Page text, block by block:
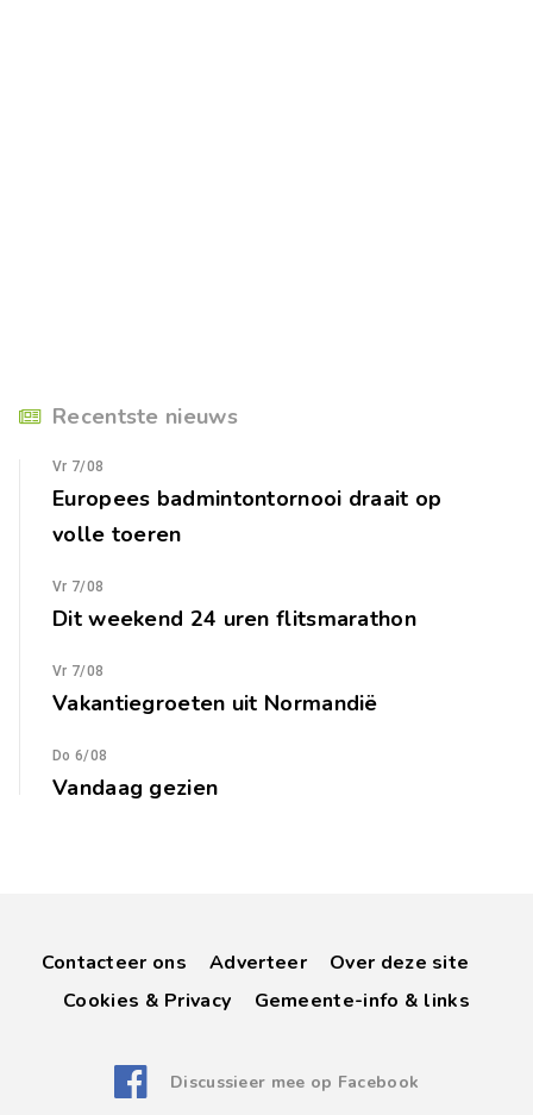
Recentste nieuws
Vr 7/08
Europees badmintontornooi draait op
volle toeren
Vr 7/08
Dit weekend 24 uren flitsmarathon
Vr 7/08
Vakantiegroeten uit Normandië
Do 6/08
Vandaag gezien
Contacteer ons Adverteer
Over deze site
Cookies & Privacy
Gemeente-info & links
Discussieer mee op Facebook